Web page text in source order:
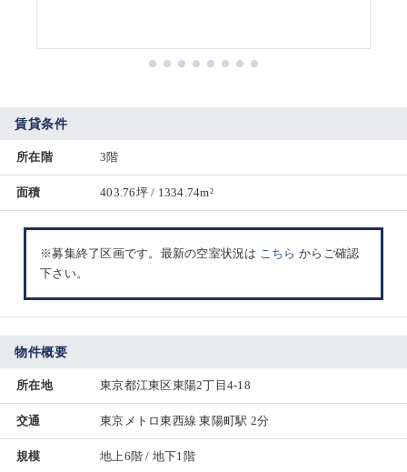
賃貸条件
所在階 3階
面積 403.76坪 / 1334.74m²
※募集終了区画です。最新の空室状況は こちら からご確認
下さい。
物件概要
所在地 東京都江東区東陽2丁目4-18
交通 東京メトロ東西線 東陽町駅 2分
規模 地上6階 / 地下1階